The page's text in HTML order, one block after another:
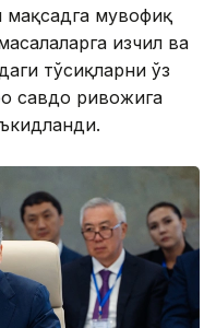
мувофиқ
изчил ва
тўсиқларни ўз
савдо ривожига